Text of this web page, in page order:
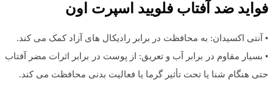
فواید ضد آفتاب فلویید اسپرت اون
• آنتی اکسیدان: به محافظت در برابر رادیکال های آزاد کمک می کند.
• بسیار مقاوم در برابر آب و تعریق: از پوست در برابر اثرات مضر آفتاب
حتی هنگام شنا یا تحت تأثیر گرما یا فعالیت بدنی محافظت می کند.